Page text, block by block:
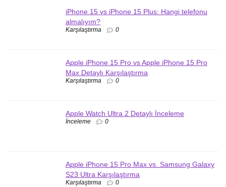
iPhone 15 vs iPhone 15 Plus: Hangi telefonu
almalıyım?
Karşılaştırma 0
Apple iPhone 15 Pro vs Apple iPhone 15 Pro
Max Detaylı Karşılaştırma
Karşılaştırma 0
Apple Watch Ultra 2 Detaylı İnceleme
İnceleme 0
Apple iPhone 15 Pro Max vs. Samsung Galaxy
S23 Ultra Karşılaştırma
Karşılaştırma 0